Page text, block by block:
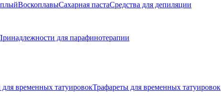
ВоскоплавыСахарная пастаСредства для депиляции
для парафинотерапии
временных татуировокТрафареты для временных татуировок